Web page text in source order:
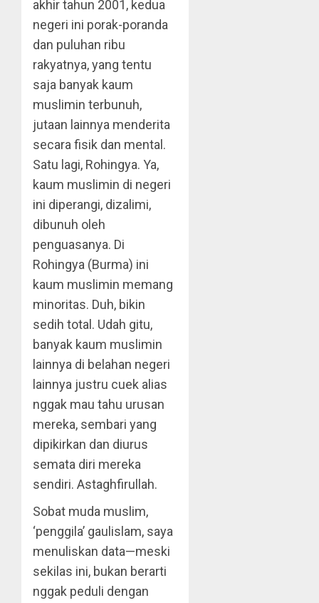
akhir tahun 2001, kedua
negeri ini porak-poranda
dan puluhan ribu
rakyatnya, yang tentu
saja banyak kaum
muslimin terbunuh,
jutaan lainnya menderita
secara fisik dan mental.
Satu lagi, Rohingya. Ya,
kaum muslimin di negeri
ini diperangi, dizalimi,
dibunuh oleh
penguasanya. Di
Rohingya (Burma) ini
kaum muslimin memang
minoritas. Duh, bikin
sedih total. Udah gitu,
banyak kaum muslimin
lainnya di belahan negeri
lainnya justru cuek alias
nggak mau tahu urusan
mereka, sembari yang
dipikirkan dan diurus
semata diri mereka
sendiri. Astaghfirullah.
Sobat muda muslim,
‘penggila’ gaulislam, saya
menuliskan data—meski
sekilas ini, bukan berarti
nggak peduli dengan